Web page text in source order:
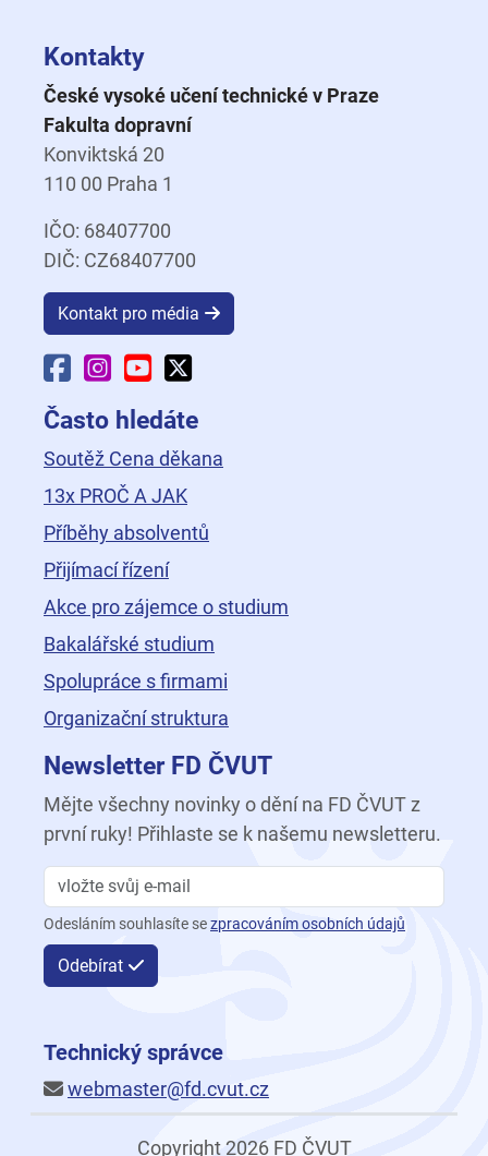
Kontakty
České vysoké učení technické v Praze
Fakulta dopravní
Konviktská 20
110 00 Praha 1
IČO: 68407700
DIČ: CZ68407700
Kontakt pro média
Facebook Fakulty dopravní
Instagram Fakulty dopravní
YouTube Fakulty dopravní
Často hledáte
Soutěž Cena děkana
13x PROČ A JAK
Příběhy absolventů
Přijímací řízení
Akce pro zájemce o studium
Bakalářské studium
Spolupráce s firmami
Organizační struktura
Newsletter FD ČVUT
Mějte všechny novinky o dění na FD ČVUT z
první ruky! Přihlaste se k našemu newsletteru.
Odesláním souhlasíte sezpracováním osobních údajů
Odebírat
Technický správce
webmaster@fd.cvut.cz
Copyright 2026 FD ČVUT